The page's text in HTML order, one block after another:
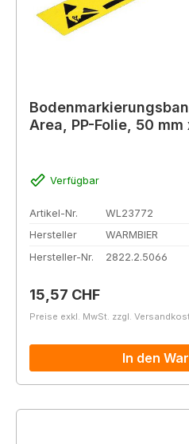
Area, PP-Folie, 50 mm
Verfügbar
Artikel-Nr.
WL23772
Hersteller
WARMBIER
Hersteller-Nr.
2822.2.5066
Regulärer Preis:
15,57 CHF
Preise exkl. MwSt. zzgl.
In den